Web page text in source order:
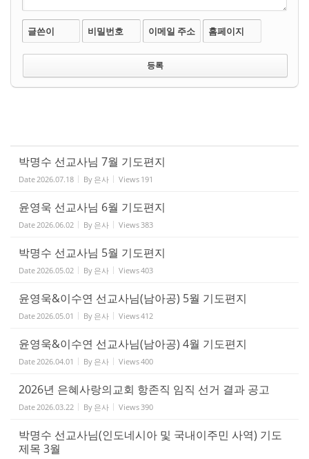
글쓴이 비밀번호 이메일 주소 홈페이지
박명수 선교사님 7월 기도편지
Date 2026.07.18 By 은사 Views 191
윤영욱 선교사님 6월 기도편지
Date 2026.06.02 By 은사 Views 383
박명수 선교사님 5월 기도편지
Date 2026.05.02 By 은사 Views403
윤영욱&이수연 선교사님(남아공) 5월 기도편지
Date 2026.05.01 By 은사 Views412
윤영욱&이수연 선교사님(남아공) 4월 기도편지
Date 2026.04.01 By 은사 Views400
2026년 은혜사랑의교회 항존직 임직 선거 결과 공고
Date 2026.03.22 By 은사 Views 390
박명수 선교사님(인도네시아 및 국내이주민 사역) 기도
제목 3월